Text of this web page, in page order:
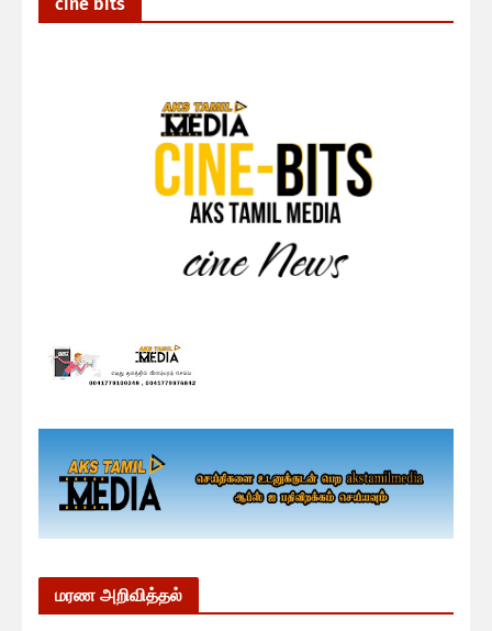
மரண அறிவித்தல்